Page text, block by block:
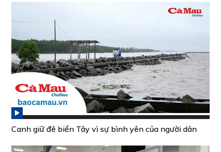
Canh giữ đê biển Tây vì sự bình yên của người dân